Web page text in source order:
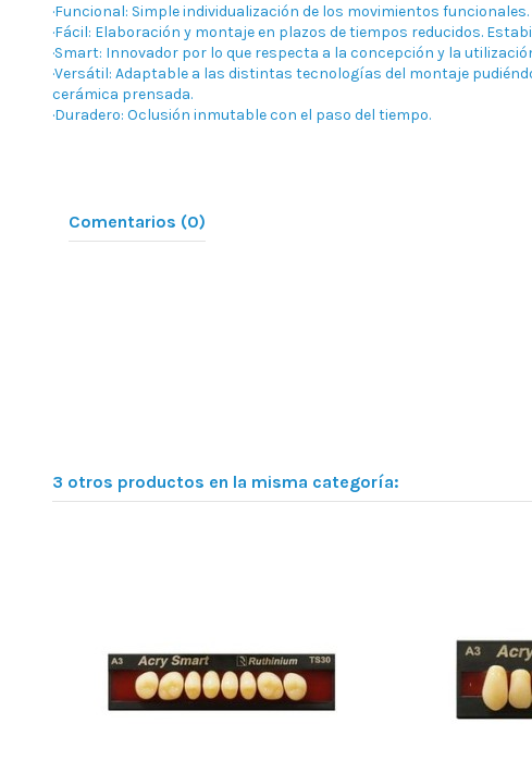
·Funcional: Simple individualización de los movimientos
·Fácil: Elaboración y montaje en plazos de tiempos reducidos.
·Smart: Innovador por lo que respecta a la concepción y la
·Versátil: Adaptable a las distintas tecnologías del montaje
cerámica prensada.
·Duradero: Oclusión inmutable con el paso del tiempo.
Comentarios (0)
3 otros productos en la misma categoría: